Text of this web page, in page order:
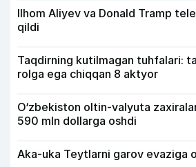
Ilhom Aliyev va Donald Tramp
qildi
Taqdirning kutilmagan tuhfalari:
rolga ega chiqqan 8 aktyor
O‘zbekiston oltin-valyuta
590 mln dollarga oshdi
Aka-uka Teytlarni garov evaziga